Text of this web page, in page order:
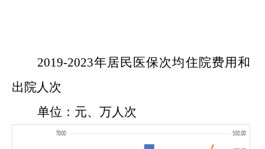
2019-2023年居民医保次均住院费用和
出院人次
单位：元、万人次